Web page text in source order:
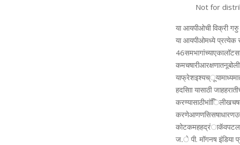
Not for
या आयपीओची विक्री
या आयपीओमध्ये
हदसािा यासाठी
ज.े पी. मॉगनष इंडिया